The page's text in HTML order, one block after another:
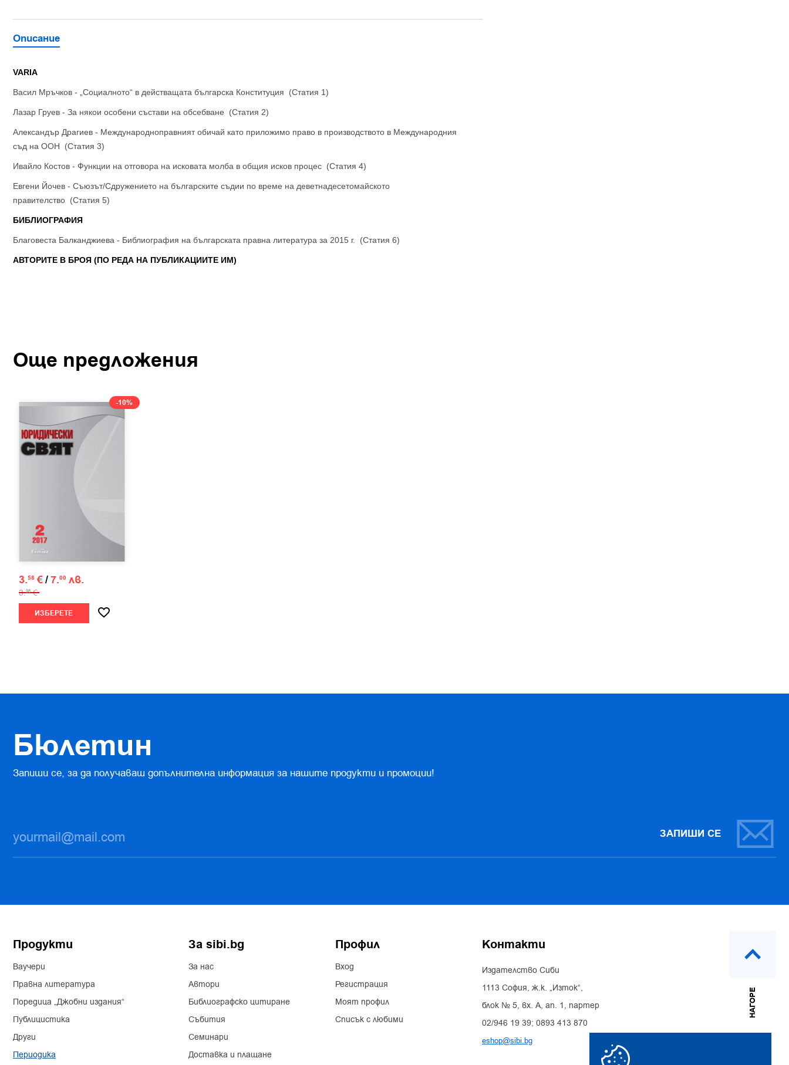
Описание
VARIA
Васил Мръчков - „Социалното“ в действащата българска Конституция (Статия 1)
Лазар Груев - За някои особени състави на обсебване (Статия 2)
Александър Драгиев - Международноправният обичай като приложимо право в производството в Международния
съд на ООН (Статия 3)
Ивайло Костов - Функции на отговора на исковата молба в общия исков процес (Статия 4)
Евгени Йочев - Съюзът/Сдружението на българските съдии по време на деветнадесетомайското
правителство (Статия 5)
БИБЛИОГРАФИЯ
Благовеста Балканджиева - Библиография на българската правна литература за 2015 г. (Статия 6)
АВТОРИТЕ В БРОЯ (ПО РЕДА НА ПУБЛИКАЦИИТЕ ИМ)
Още предложения
-10%
3.58 €/7.00 лв.
3.98 €
ИЗБЕРЕТЕ
Бюлетин
Запиши се, за да получаваш допълнителна информация за нашите продукти и промоции!
ЗАПИШИ СЕ
Продукти
Ваучери
Правна литература
Поредица „Джобни издания“
Публицистика
Други
Периодика
За sibi.bg
За нас
Автори
Библиографско цитиране
Събития
Семинари
Доставка и плащане
Профил
Вход
Регистрация
Моят профил
Списък с любими
Контакти
Издателство Сиби
1113 София, ж.к. „Изток“,
блок № 5, вх. А, ап. 1, партер
02/946 19 39; 0893 413 870
eshop@sibi.bg
НАГОРЕ